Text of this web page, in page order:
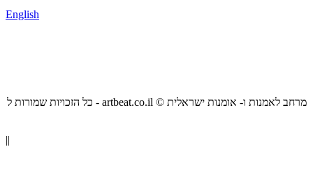
English
כל הזכויות שמורות ל - artbeat.co.il © מרחב לאמנות ו- אומנות ישראלית